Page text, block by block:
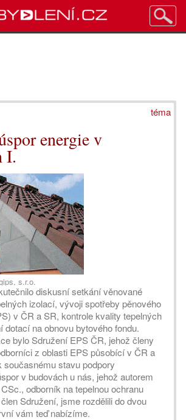
téma
energie v
I.
s.r.o.
diskusní setkání věnované
izolací, vývoji spotřeby pěnového
v ČR a SR, kontrole kvality tepelných
dotací na obnovu bytového fondu.
bylo Sdružení EPS ČR, jehož členy
z oblasti EPS působící v ČR a
současnému stavu podpory
v budovách u nás, jehož autorem
odborník na tepelnou ochranu
Sdružení, jsme rozdělili do dvou
vám teď nabízíme.